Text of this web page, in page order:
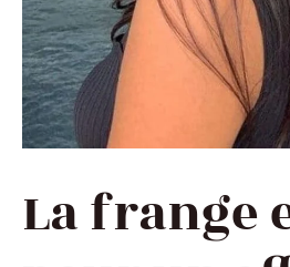
La frange